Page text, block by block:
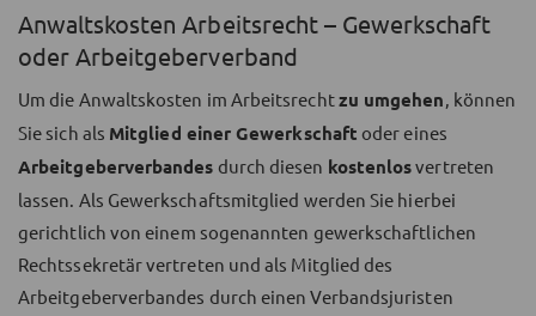
Anwaltskosten Arbeitsrecht – Gewerkschaft
oder Arbeitgeberverband
Um die Anwaltskosten im Arbeitsrechtzu umgehen, können
Sie sich als Mitglied einer Gewerkschaft oder eines
Arbeitgeberverbandes durch diesen kostenlosvertreten
lassen. Als Gewerkschaftsmitglied werden Sie hierbei
gerichtlich von einem sogenannten gewerkschaftlichen
Rechtssekretär vertreten und als Mitglied des
Arbeitgeberverbandes durch einen Verbandsjuristen